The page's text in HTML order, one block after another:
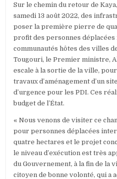
Sur le chemin du retour de
samedi 13 août 2022, des
poser la première pierre de
profit des personnes déplacées
communautés hôtes des villes
Tougouri, le Premier ministre,
escale à la sortie de la ville,
travaux d’aménagement d’un
d’urgence pour les PDI. Ces
budget de l’État.
« Nous venons de visiter ce
pour personnes déplacées
quatre hectares et le projet
le niveau d’exécution est très
du Gouvernement, à la fin de la
citoyen de bonne volonté, qui a